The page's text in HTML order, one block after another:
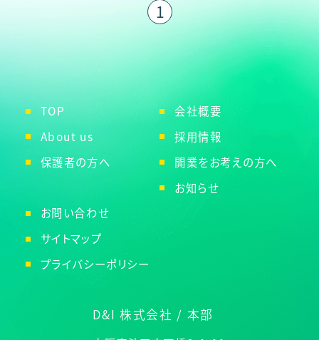
1
D&I 株式会社 / 本部
TOP
About us
保護者の方へ
会社概要
採用情報
開業をお考えの方へ
お知らせ
お問い合わせ
サイトマップ
プライバシーポリシー